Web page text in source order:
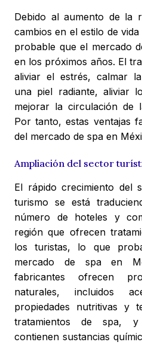
Debido al aumento de la
cambios en el estilo de
probable que el mercado
en los próximos años. El
aliviar el estrés, calmar
una piel radiante, aliviar
mejorar la circulación de
Por tanto, estas ventajas
del mercado de spa en
Ampliación del sector
El rápido crecimiento del
turismo se está
número de hoteles y
región que ofrecen
los turistas, lo que
mercado de spa en
fabricantes ofrecen
naturales, incluidos
propiedades nutritivas y
tratamientos de spa,
contienen sustancias